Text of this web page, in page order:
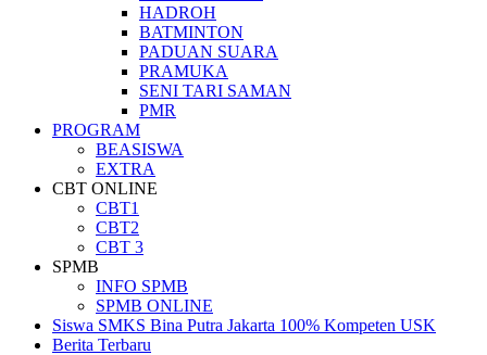
HADROH
BATMINTON
PADUAN SUARA
PRAMUKA
SENI TARI SAMAN
PMR
PROGRAM
BEASISWA
EXTRA
CBT ONLINE
CBT1
CBT2
CBT 3
SPMB
INFO SPMB
SPMB ONLINE
Siswa SMKS Bina Putra Jakarta 100% Kompeten USK
Berita Terbaru